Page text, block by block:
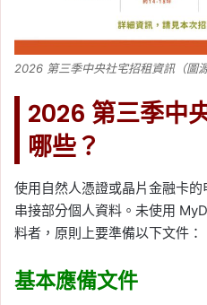
2026 第三季中央社宅招租資訊（圖
2026 第三季中
哪些？
使用自然人憑證或晶片金融卡
串接部分個人資料。未使用
料者，原則上要準備以下文件：
基本應備文件